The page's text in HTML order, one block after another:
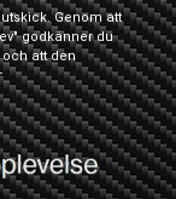
Genom att
godkänner du
att den